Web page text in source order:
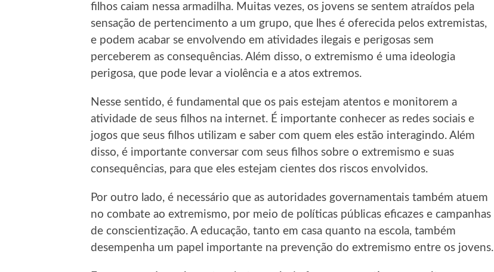
filhos caiam nessa armadilha. Muitas vezes, os jovens se sentem atraídos pela
sensação de pertencimento a um grupo, que lhes é oferecida pelos extremistas,
e podem acabar se envolvendo em atividades ilegais e perigosas sem
perceberem as consequências. Além disso, o extremismo é uma ideologia
perigosa, que pode levar a violência e a atos extremos.
Nesse sentido, é fundamental que os pais estejam atentos e monitorem a
atividade de seus filhos na internet. É importante conhecer as redes sociais e
jogos que seus filhos utilizam e saber com quem eles estão interagindo. Além
disso, é importante conversar com seus filhos sobre o extremismo e suas
consequências, para que eles estejam cientes dos riscos envolvidos.
Por outro lado, é necessário que as autoridades governamentais também atuem
no combate ao extremismo, por meio de políticas públicas eficazes e campanhas
de conscientização. A educação, tanto em casa quanto na escola, também
desempenha um papel importante na prevenção do extremismo entre os jovens.